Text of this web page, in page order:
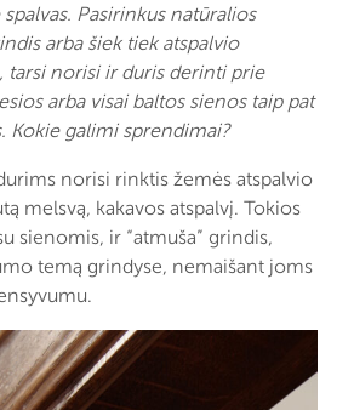
Pasirinkus natūralios
arba šiek tiek atspalvio
tarsi norisi ir duris derinti prie
arba visai baltos sienos taip pat
Kokie galimi sprendimai?
norisi rinktis žemės atspalvio
melsvą, kakavos atspalvį. Tokios
sienomis, ir “atmuša” grindis,
temą grindyse, nemaišant joms